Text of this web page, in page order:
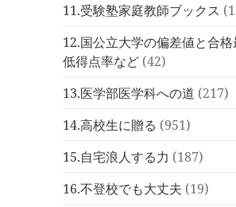
11.受験塾家庭教師ブックス
12.国公立大学の偏差値と合格
低得点率など (42)
13.医学部医学科への道 (217)
14.高校生に贈る (951)
15.自宅浪人する力 (187)
16.不登校でも大丈夫 (19)